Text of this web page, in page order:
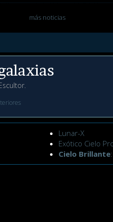
más noticias
Lunar-X
Exótico Cielo
Cielo Brillante